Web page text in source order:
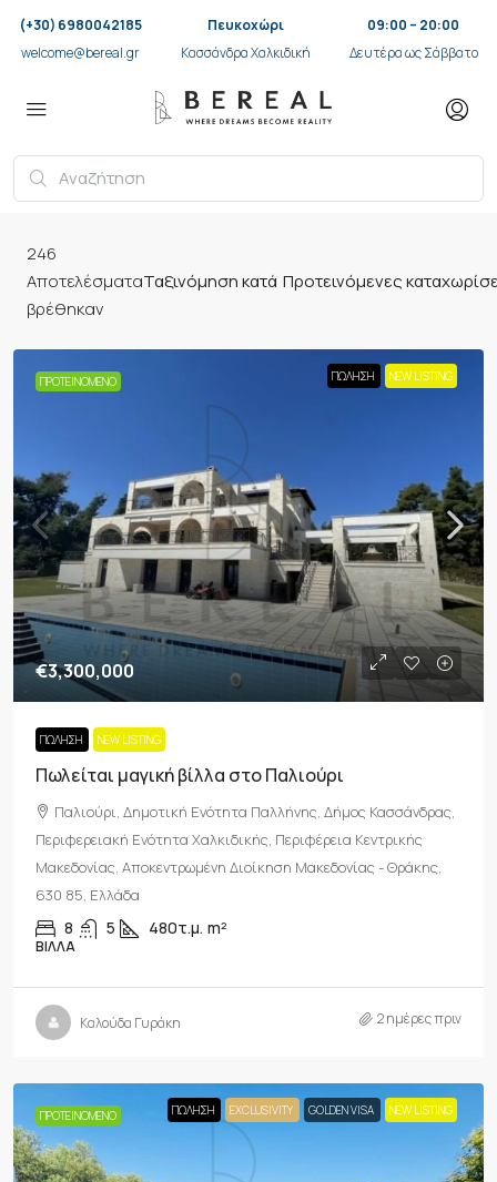
(+30) 6980042185
welcome@bereal.gr
Πευκοχώρι
Κασσάνδρα Χαλκιδική
09:00 – 20:00
Δευτέρα ως Σάββατο
246
Αποτελέσματα
βρέθηκαν
Ταξινόμηση κατά Προτεινόμενες
ΠΡΟΤΕΙΝΌΜΕΝΟ ΠΏΛΗΣΗ NEW LISTING
€3,300,000
ΠΏΛΗΣΗ NEW LISTING
Πωλείται μαγική βίλλα στο Παλιούρι
Παλιούρι, Δημοτική Ενότητα Παλλήνης, Δήμος Κασσάνδρας,
Περιφερειακή Ενότητα Χαλκιδικής, Περιφέρεια Κεντρικής
Μακεδονίας, Αποκεντρωμένη Διοίκηση Μακεδονίας - Θράκης,
630 85, Ελλάδα
8 5 480τ.μ. m²
ΒΊΛΛΑ
Καλούδα Γυράκη 2 ημέρες πριν
ΠΡΟΤΕΙΝΌΜΕΝΟ ΠΏΛΗΣΗ EXCLUSIVITY GOLDEN VISA NEW LISTING